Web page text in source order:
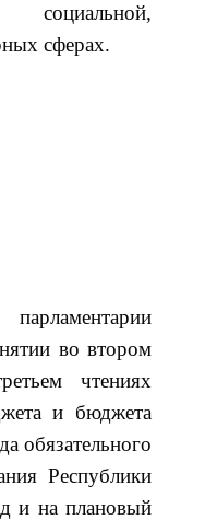
сферах.
во втором
чтениях
и бюджета
обязательного
Республики
и на плановый